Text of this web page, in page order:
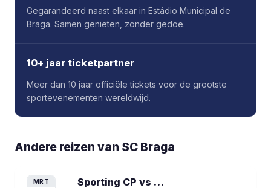
Gegarandeerd naast elkaar in Estádio Municipal de
Braga. Samen genieten, zonder gedoe.
10+ jaar ticketpartner
Meer dan 10 jaar officiële tickets voor de grootste
sportevenementen wereldwijd.
Andere reizen van SC Braga
MRT Sporting CP vs SC Braga